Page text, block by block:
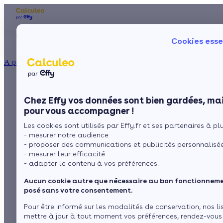
Cookies
Chez Effy vos données sont bien gardées,
pour vous accompagner !
Les cookies sont utilisés par Effy.fr et ses partenaires à
- mesurer notre audience
- proposer des communications et publicités
- mesurer leur efficacité
- adapter le contenu à vos préférences.
Aucun cookie autre que nécessaire au bon
posé sans votre consentement.
Pour être informé sur les modalités de conservation, nos
mettre à jour à tout moment vos préférences, rendez-
À propos
Ma Prime Rénov'
Le chèque énergie
La TVA réduite
L'éco-prêt à taux zéro
Trouver mes aides
Nos conseils
Sol
Fenêtres
Isolation des murs
par l'intérieur :
fonctionnement, prix
et subventions
parL’équipe de rédaction